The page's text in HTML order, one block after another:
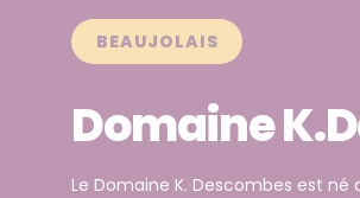
BEAUJOLAIS
Domaine
Le Domaine K. Descombes est